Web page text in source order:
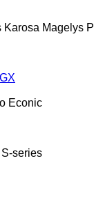
Karosa Magelys
Econic
S-series